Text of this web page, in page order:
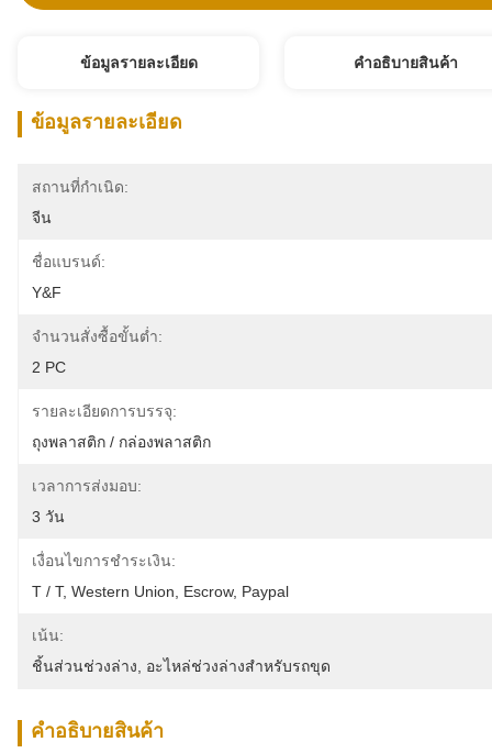
ข้อมูลรายละเอียด คําอธิบายสินค้า
ข้อมูลรายละเอียด
สถานที่กำเนิด:
จีน
ชื่อแบรนด์:
Y&F
จำนวนสั่งซื้อขั้นต่ำ:
2 PC
รายละเอียดการบรรจุ:
ถุงพลาสติก / กล่องพลาสติก
เวลาการส่งมอบ:
3 วัน
เงื่อนไขการชำระเงิน:
T / T, Western Union, Escrow, Paypal
เน้น:
ชิ้นส่วนช่วงล่าง
อะไหล่ช่วงล่างสำหรับรถขุด
คําอธิบายสินค้า